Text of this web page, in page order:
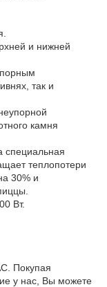
и нижней
так и
камня
специальная
теплопотери
30% и
Вт.
Покупая
у нас, Вы можете